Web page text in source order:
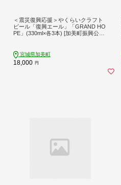
＜震災復興応援＞やくらいクラフト
ビール「復興エール」「GRAND HO
PE」(330ml×各3本) [加美町振興公社
宮城県加美町
18,000 円